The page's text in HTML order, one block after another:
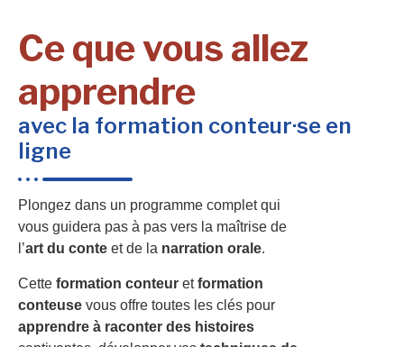
Ce que vous allez
apprendre
avec la formation conteur·se en
ligne
Plongez dans un programme complet qui
vous guidera pas à pas vers la maîtrise de
l’art du conte et de la narration orale.
Cette formation conteur etformation
conteuse vous offre toutes les clés pour
apprendre à raconter des histoires